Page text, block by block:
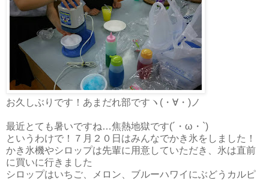
お久しぶりです！あまだれ部ですヽ(・∀・)ノ
最近とても暑いですね…焦熱地獄です(´・ω・`)
というわけで！７月２０日はみんなでかき氷をしました！
かき氷機やシロップは先輩に用意していただき、氷は直前
に買いに行きました
シロップはいちご、メロン、ブルーハワイにぶどうカルピ